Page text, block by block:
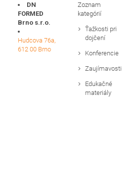
DN
FORMED
Brno s.r.o.
Hudcova 76a,
612 00 Brno
Zoznam
kategórií
Ťažkosti pri
dojčení
Konferencie
Zaujímavosti
Edukačné
materiály